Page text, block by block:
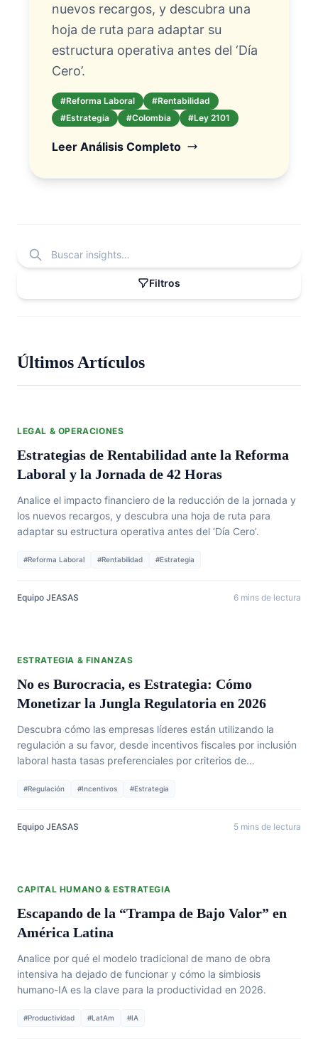
nuevos recargos, y descubra una
hoja de ruta para adaptar su
estructura operativa antes del ‘Día
Cero’.
#Reforma Laboral
#Rentabilidad
#Estrategia
#Colombia #Ley 2101
Leer Análisis Completo
Filtros
Últimos Artículos
LEGAL & OPERACIONES
Estrategias de Rentabilidad ante la Reforma
Laboral y la Jornada de 42 Horas
Analice el impacto financiero de la reducción de la jornada y
los nuevos recargos, y descubra una hoja de ruta para
adaptar su estructura operativa antes del ‘Día Cero’.
#Reforma Laboral #Rentabilidad #Estrategia
Equipo JEASAS 6 mins de lectura
ESTRATEGIA & FINANZAS
No es Burocracia, es Estrategia: Cómo
Monetizar la Jungla Regulatoria en 2026
Descubra cómo las empresas líderes están utilizando la
regulación a su favor, desde incentivos fiscales por inclusión
laboral hasta tasas preferenciales por criterios de
#Regulación #Incentivos #Estrategia
Equipo JEASAS 5 mins de lectura
CAPITAL HUMANO & ESTRATEGIA
Escapando de la “Trampa de Bajo Valor” en
América Latina
Analice por qué el modelo tradicional de mano de obra
intensiva ha dejado de funcionar y cómo la simbiosis
humano-IA es la clave para la productividad en 2026.
#Productividad #LatAm #IA